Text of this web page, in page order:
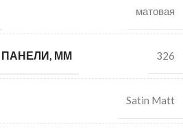
матовая
ММ 326
Satin Matt